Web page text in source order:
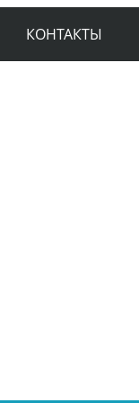
КОНТАКТЫ